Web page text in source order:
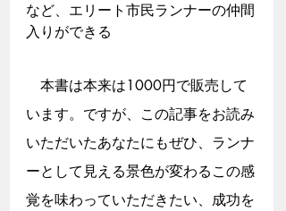
など、エリート市民ランナーの仲間
入りができる
本書は本来は1000円で販売して
います。ですが、この記事をお読み
いただいたあなたにもぜひ、ランナ
ーとして見える景色が変わるこの感
覚を味わっていただきたい、成功を